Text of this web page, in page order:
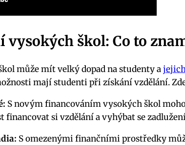
vysokých škol: Co to
může mít velký dopad na studenty a
mají studenti při získání vzdělání.
S novým financováním vysokých škol
si vzdělání a vyhýbat se
S omezenými finančními prostředky